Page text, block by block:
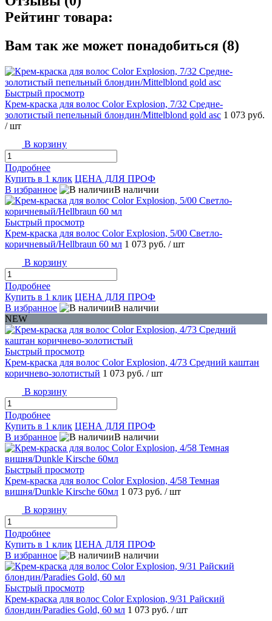
Рейтинг товара:
Вам так же может понадобиться (8)
Быстрый просмотр
Крем-краска для волос Color Explosion, 7/32 Средне-
золотистый пепельный блондин/Mittelblond gold asc 1 073 руб.
/ шт
В корзину
Подробнее
Купить в 1 клик ЦЕНА ДЛЯ ПРОФ
В избранное
В наличии
Быстрый просмотр
Крем-краска для волос Color Explosion, 5/00 Светло-
коричневый/Hеllbraun 60 мл 1 073 руб. / шт
В корзину
Подробнее
Купить в 1 клик ЦЕНА ДЛЯ ПРОФ
В избранное
В наличии
NEW
Быстрый просмотр
Крем-краска для волос Color Explosion, 4/73 Средний каштан
коричнево-золотистый 1 073 руб. / шт
В корзину
Подробнее
Купить в 1 клик ЦЕНА ДЛЯ ПРОФ
В избранное
В наличии
Быстрый просмотр
Крем-краска для волос Color Explosion, 4/58 Темная
вишня/Dunkle Kirsche 60мл 1 073 руб. / шт
В корзину
Подробнее
Купить в 1 клик ЦЕНА ДЛЯ ПРОФ
В избранное
В наличии
Быстрый просмотр
Крем-краска для волос Color Explosion, 9/31 Райский
блондин/Paradies Gold, 60 мл 1 073 руб. / шт